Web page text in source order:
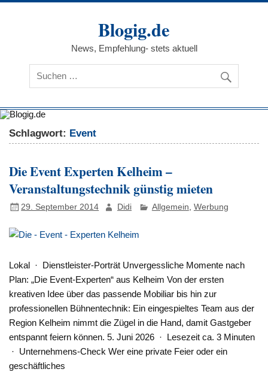
Zum
Blogig.de
News, Empfehlung- stets aktuell
Schlagwort: Event
Die Event Experten Kelheim –
Veranstaltungstechnik günstig mieten
29. September 2014 Didi Allgemein Werbung
Lokal · Dienstleister-Porträt Unvergessliche Momente nach
Plan: „Die Event-Experten“ aus Kelheim Von der ersten
kreativen Idee über das passende Mobiliar bis hin zur
professionellen Bühnentechnik: Ein eingespieltes Team aus der
Region Kelheim nimmt die Zügel in die Hand, damit Gastgeber
entspannt feiern können. 5. Juni 2026 · Lesezeit ca. 3 Minuten
· Unternehmens-Check Wer eine private Feier oder ein
geschäftliches